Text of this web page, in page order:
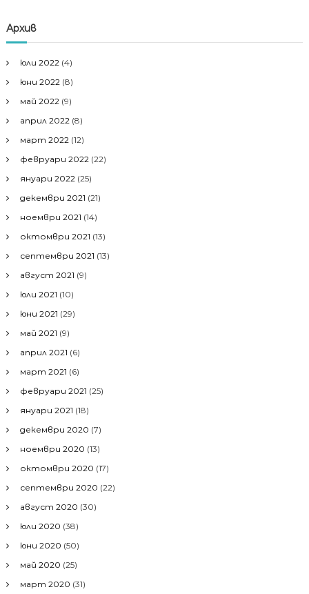
Архив
юли 2022 (4)
юни 2022 (8)
май 2022 (9)
април 2022 (8)
март 2022 (12)
февруари 2022 (22)
януари 2022 (25)
декември 2021 (21)
ноември 2021 (14)
октомври 2021 (13)
септември 2021 (13)
август 2021 (9)
юли 2021 (10)
юни 2021 (29)
май 2021 (9)
април 2021 (6)
март 2021 (6)
февруари 2021 (25)
януари 2021 (18)
декември 2020 (7)
ноември 2020 (13)
октомври 2020 (17)
септември 2020 (22)
август 2020 (30)
юли 2020 (38)
юни 2020 (50)
май 2020 (25)
март 2020 (31)